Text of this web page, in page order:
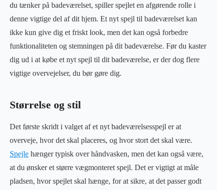
du tænker på badeværelset, spiller spejlet en afgørende rolle i
denne vigtige del af dit hjem. Et nyt spejl til badeværelset kan
ikke kun give dig et friskt look, men det kan også forbedre
funktionaliteten og stemningen på dit badeværelse. Før du kaster
dig ud i at købe et nyt spejl til dit badeværelse, er der dog flere
vigtige overvejelser, du bør gøre dig.
Størrelse og stil
Det første skridt i valget af et nyt badeværelsesspejl er at
overveje, hvor det skal placeres, og hvor stort det skal være.
Spejle hænger typisk over håndvasken, men det kan også være,
at du ønsker et større vægmonteret spejl. Det er vigtigt at måle
pladsen, hvor spejlet skal hænge, for at sikre, at det passer godt